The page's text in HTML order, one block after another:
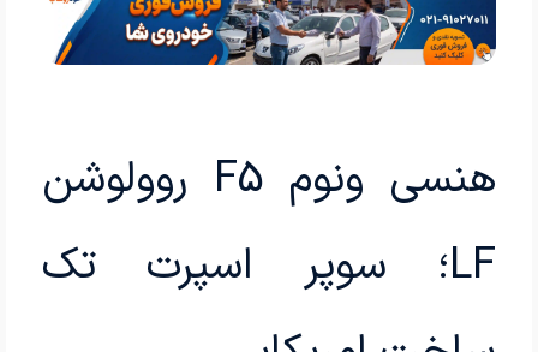
هنسی ونوم F5 روولوشن
LF؛ سوپر اسپرت تک